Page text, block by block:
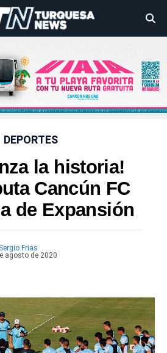
DEPORTES
la historia!
Cancún FC
de Expansión
Sergio Frias
agosto de 2020